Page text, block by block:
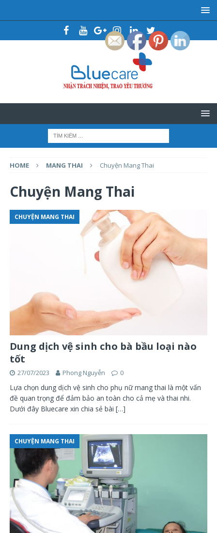
HOME MANG THAI Chuyện Mang Thai
Chuyện Mang Thai
CHUYỆN MANG THAI
Dung dịch vệ sinh cho bà bầu loại nào
tốt
27/07/2023 Phong Nguyễn 0
Lựa chọn dung dịch vệ sinh cho phụ nữ mang thai là một vấn
đề quan trọng để đảm bảo an toàn cho cả mẹ và thai nhi.
Dưới đây Bluecare xin chia sẻ bài […]
CHUYỆN MANG THAI